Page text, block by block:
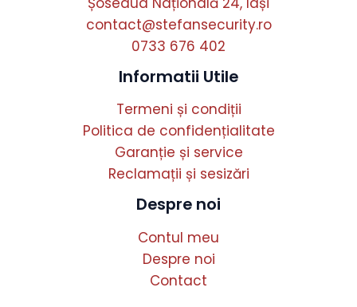
contact@stefansecurity.ro
0733 676 402
Informatii Utile
Termeni și condiții
Politica de confidențialitate
Garanție și service
Reclamații și sesizări
Despre noi
Contul meu
Despre noi
Contact